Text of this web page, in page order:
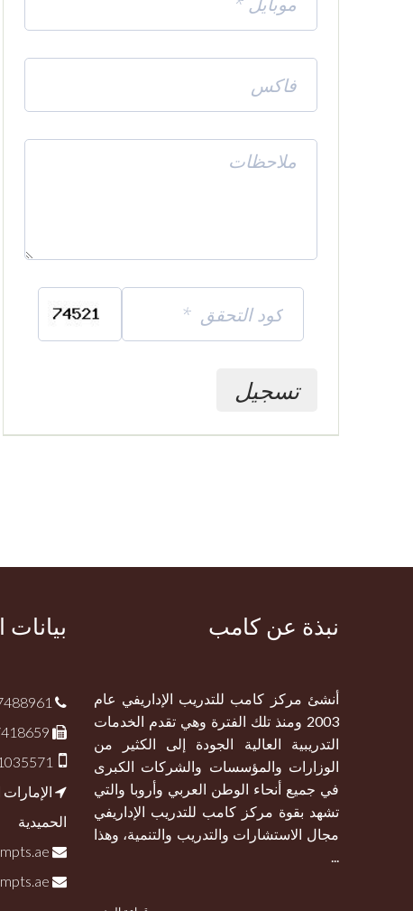
تسجيل
نبذة عن كامب
أنشئ مركز كامب للتدريب الإداريفي عام
2003 ومنذ تلك الفترة وهي تقدم الخدمات
التدريبية العالية الجودة إلى الكثير من
الوزارات والمؤسسات والشركات الكبرى
في جميع أنحاء الوطن العربي وأروبا والتي
تشهد بقوة مركز كامب للتدريب الإداريفي
مجال الاستشارات والتدريب والتنمية، وهذا
...
بيانات
الحميدية